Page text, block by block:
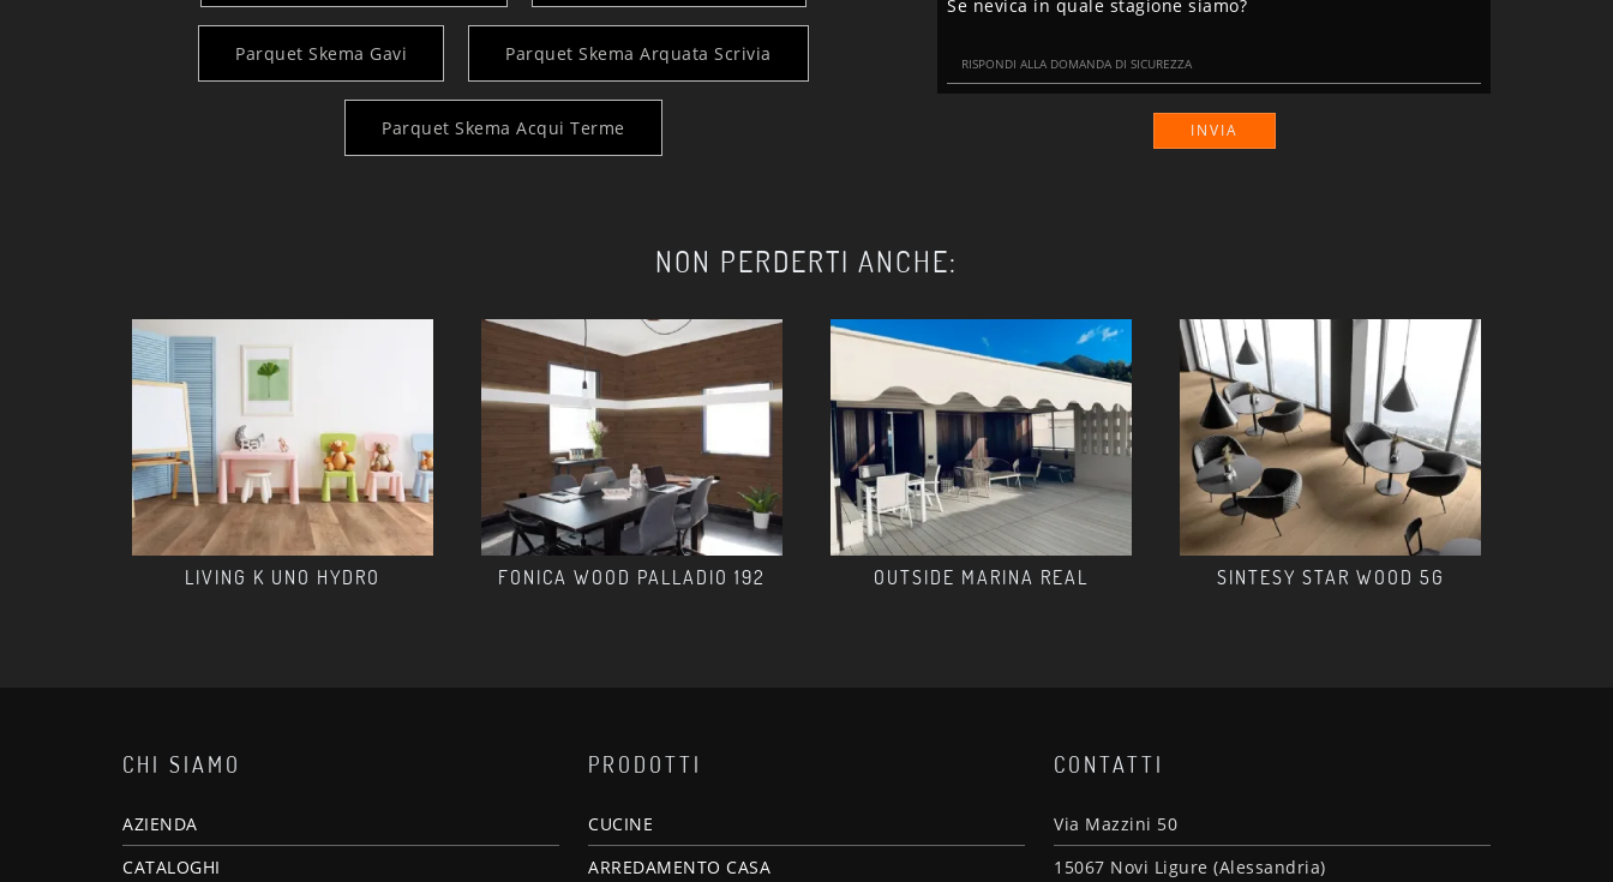
Parquet Skema Gavi Parquet Skema Arquata Scrivia
Parquet Skema Acqui Terme
Se nevica in quale stagione siamo?
INVIA
NON PERDERTI ANCHE:
LIVING K UNO HYDRO FONICA WOOD PALLADIO 192 OUTSIDE MARINA REAL SINTESY STAR WOOD 5G
CHI SIAMO
AZIENDA
CATALOGHI
PRODOTTI
CUCINE
ARREDAMENTO CASA
CONTATTI
Via Mazzini 50
15067 Novi Ligure (Alessandria)